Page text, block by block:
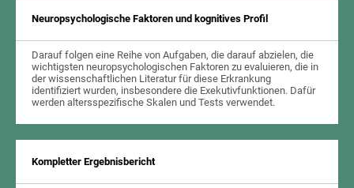
Neuropsychologische Faktoren und kognitives Profil
Darauf folgen eine Reihe von Aufgaben, die darauf abzielen, die
wichtigsten neuropsychologischen Faktoren zu evaluieren, die in
der wissenschaftlichen Literatur für diese Erkrankung
identifiziert wurden, insbesondere die Exekutivfunktionen. Dafür
werden altersspezifische Skalen und Tests verwendet.
Kompletter Ergebnisbericht